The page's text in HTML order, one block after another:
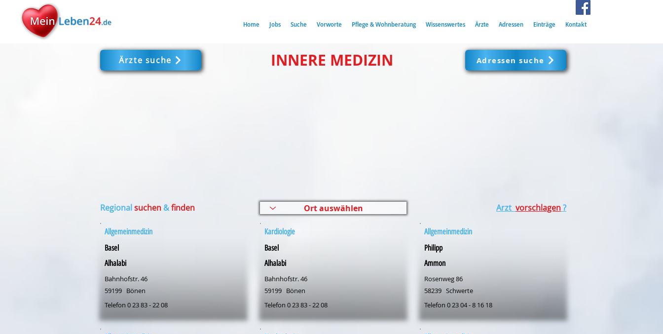
Home Jobs Suche Vorworte Pflege & Wohnberatung Wissenswertes Ärzte Adressen Einträge Kontakt
INNERE MEDIZIN Adressen suche
Ärzte suche
Regional suchen &finden Arzt vorschlagen?
Allgemeinmedizin
Basel
Alhalabi
Bahnhofstr. 46
59199 Bönen
Telefon 0 23 83 - 22 08
Kardiologie
Basel
Alhalabi
Bahnhofstr. 46
59199 Bönen
Telefon 0 23 83 - 22 08
Allgemeinmedizin
Philipp
Ammon
Rosenweg 86
58239 Schwerte
Telefon 0 23 04 - 8 16 18